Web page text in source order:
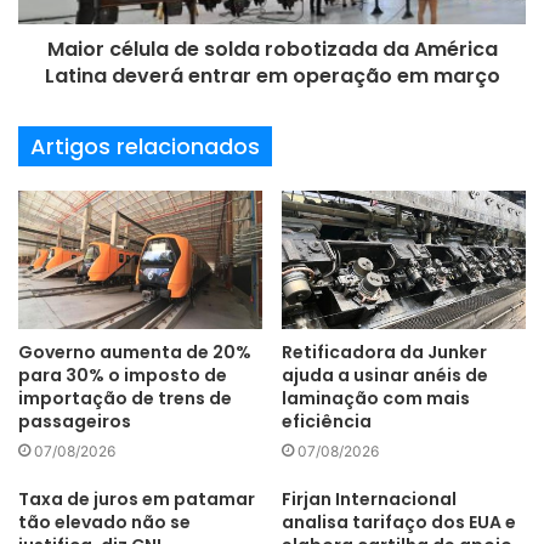
conhecimento, capacitando pesquisadores e construindo
soluções junto à indústria nacional. Os primeiros produtos
estarão no mercado ainda no primeiro trimestre de 2022 e
teremos entregas de pesquisas com esta parceria a cada
seis meses”, afirma Alexandre de Toledo Corrêa, diretor-
geral da Gerdau Graphene.
“A parceria firmada no final de 2021, proporciona grande
oportunidade de desenvolver novos materiais,refe
especificamente masterbatches para uso em polímeros de
grande aplicação industrial, ressaltando a relevância do
grafeno para o mercado”, explica Gustavo Spina Gaudencio
de Almeida, Coordenador de Tecnologia do Instituto Senai
de Inovação em Materiais Avançados e Nanocompósitos.
“Com menos de um ano de existência, a Gerdau Graphene
já atua como integrador de toda a cadeia do grafeno –
Maior célula de solda robotizada da América
Latina deverá entrar em operação em março
Artigos relacionados
Governo aumenta de 20%
para 30% o imposto de
importação de trens de
passageiros
07/08/2026
Retificadora da Junker
ajuda a usinar anéis de
laminação com mais
eficiência
07/08/2026
Taxa de juros em patamar
tão elevado não se
Firjan Internacional
analisa tarifaço dos EUA e